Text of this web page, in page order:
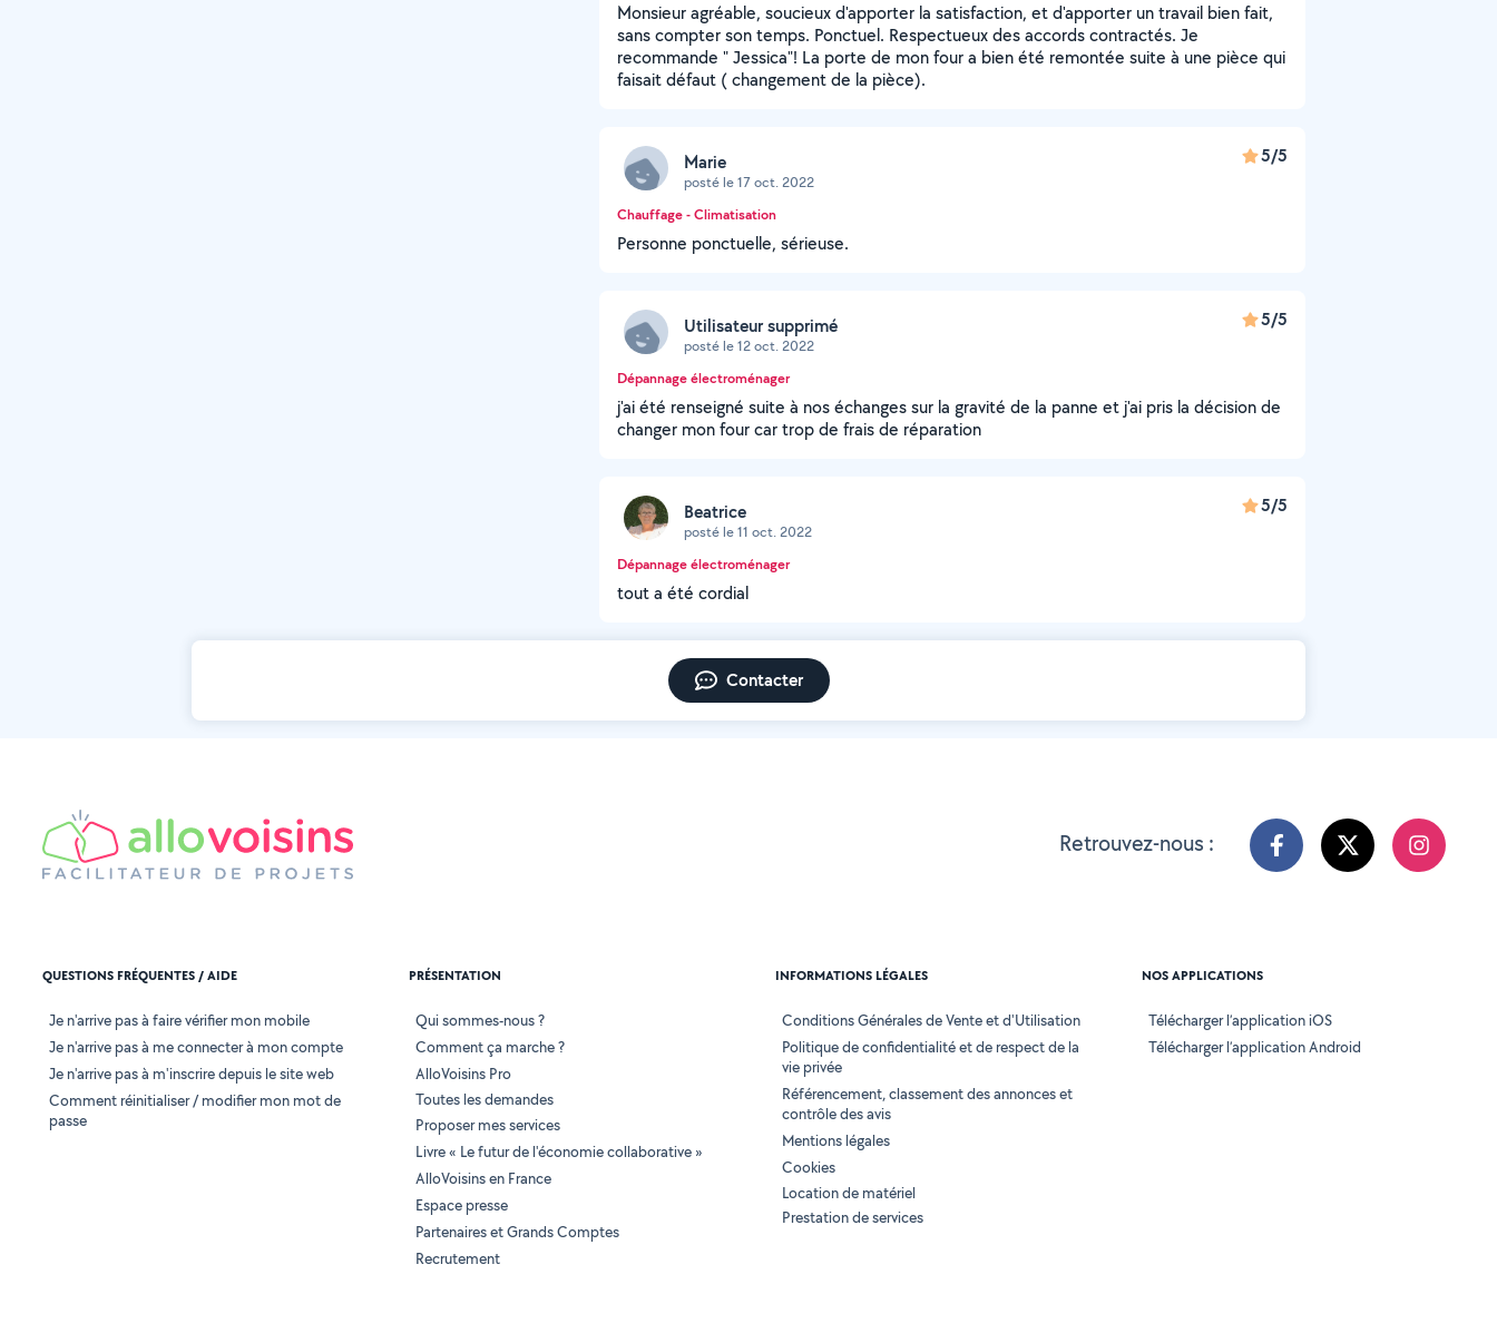
Monsieur agréable, soucieux d'apporter la satisfaction, et d'apporter un travail bien fait,
sans compter son temps. Ponctuel. Respectueux des accords contractés. Je
recommande " Jessica"! La porte de mon four a bien été remontée suite à une pièce qui
faisait défaut ( changement de la pièce).
Marie
posté le 17 oct. 2022
5/5
Chauffage - Climatisation
Personne ponctuelle, sérieuse.
Utilisateur supprimé
posté le 12 oct. 2022
5/5
Dépannage électroménager
j'ai été renseigné suite à nos échanges sur la gravité de la panne et j'ai pris la décision de
changer mon four car trop de frais de réparation
Beatrice
posté le 11 oct. 2022
5/5
Dépannage électroménager
tout a été cordial
Contacter
Retrouvez-nous :
QUESTIONS FRÉQUENTES / AIDE
Je n'arrive pas à faire vérifier mon mobile
Je n'arrive pas à me connecter à mon compte
Je n'arrive pas à m'inscrire depuis le site web
Comment réinitialiser / modifier mon mot de
passe
PRÉSENTATION
Qui sommes-nous ?
Comment ça marche ?
AlloVoisins Pro
Toutes les demandes
Proposer mes services
Livre « Le futur de l'économie collaborative »
AlloVoisins en France
Espace presse
Partenaires et Grands Comptes
Recrutement
INFORMATIONS LÉGALES
Conditions Générales de Vente et d'Utilisation
Politique de confidentialité et de respect de la
vie privée
Référencement, classement des annonces et
contrôle des avis
Mentions légales
Cookies
Location de matériel
Prestation de services
NOS APPLICATIONS
Télécharger l’application iOS
Télécharger l’application Android